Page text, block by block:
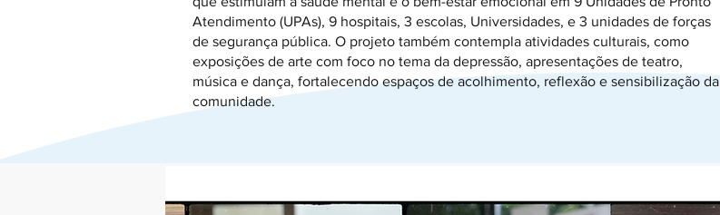
Atendimento (UPAs), 9 hospitais, 3 escolas, Universidades, e 3 unidades de forças
de segurança pública. O projeto também contempla atividades culturais, como
exposições de arte com foco no tema da depressão, apresentações de teatro,
música e dança, fortalecendo espaços de acolhimento, reflexão e sensibilização da
comunidade.